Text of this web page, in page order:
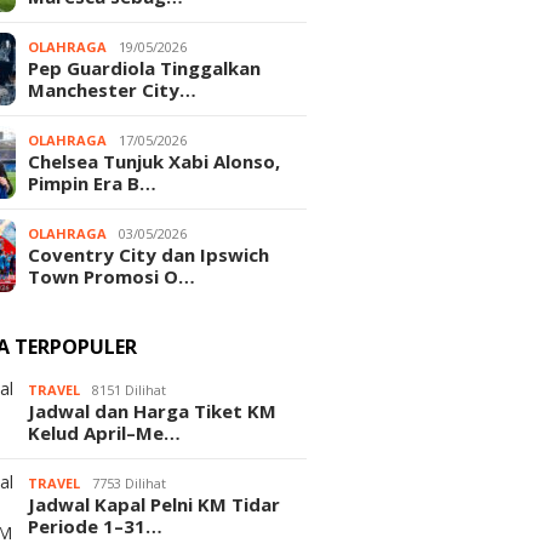
OLAHRAGA 19/05/2026
Pep Guardiola Tinggalkan
Manchester City…
OLAHRAGA 17/05/2026
Chelsea Tunjuk Xabi Alonso,
Pimpin Era B…
OLAHRAGA 03/05/2026
Coventry City dan Ipswich
Town Promosi O…
TERPOPULER
TRAVEL 8151 Dilihat
Jadwal dan Harga Tiket KM
Kelud April–Me…
TRAVEL 7753 Dilihat
Jadwal Kapal Pelni KM Tidar
Periode 1–31…